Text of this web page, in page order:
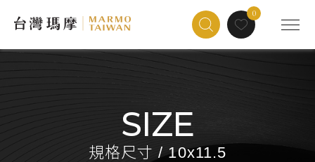
SIZE
規格尺寸 / 10x11.5
0